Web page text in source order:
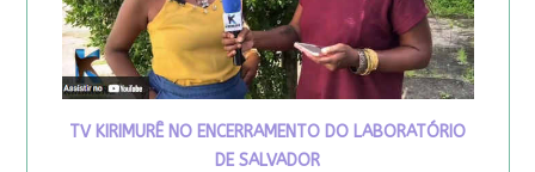
TV KIRIMURÊ NO ENCERRAMENTO DO LABORATÓRIO
DE SALVADOR